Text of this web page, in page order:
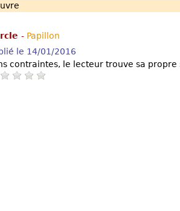
- Papillon
le 14/01/2016
contraintes, le lecteur trouve sa